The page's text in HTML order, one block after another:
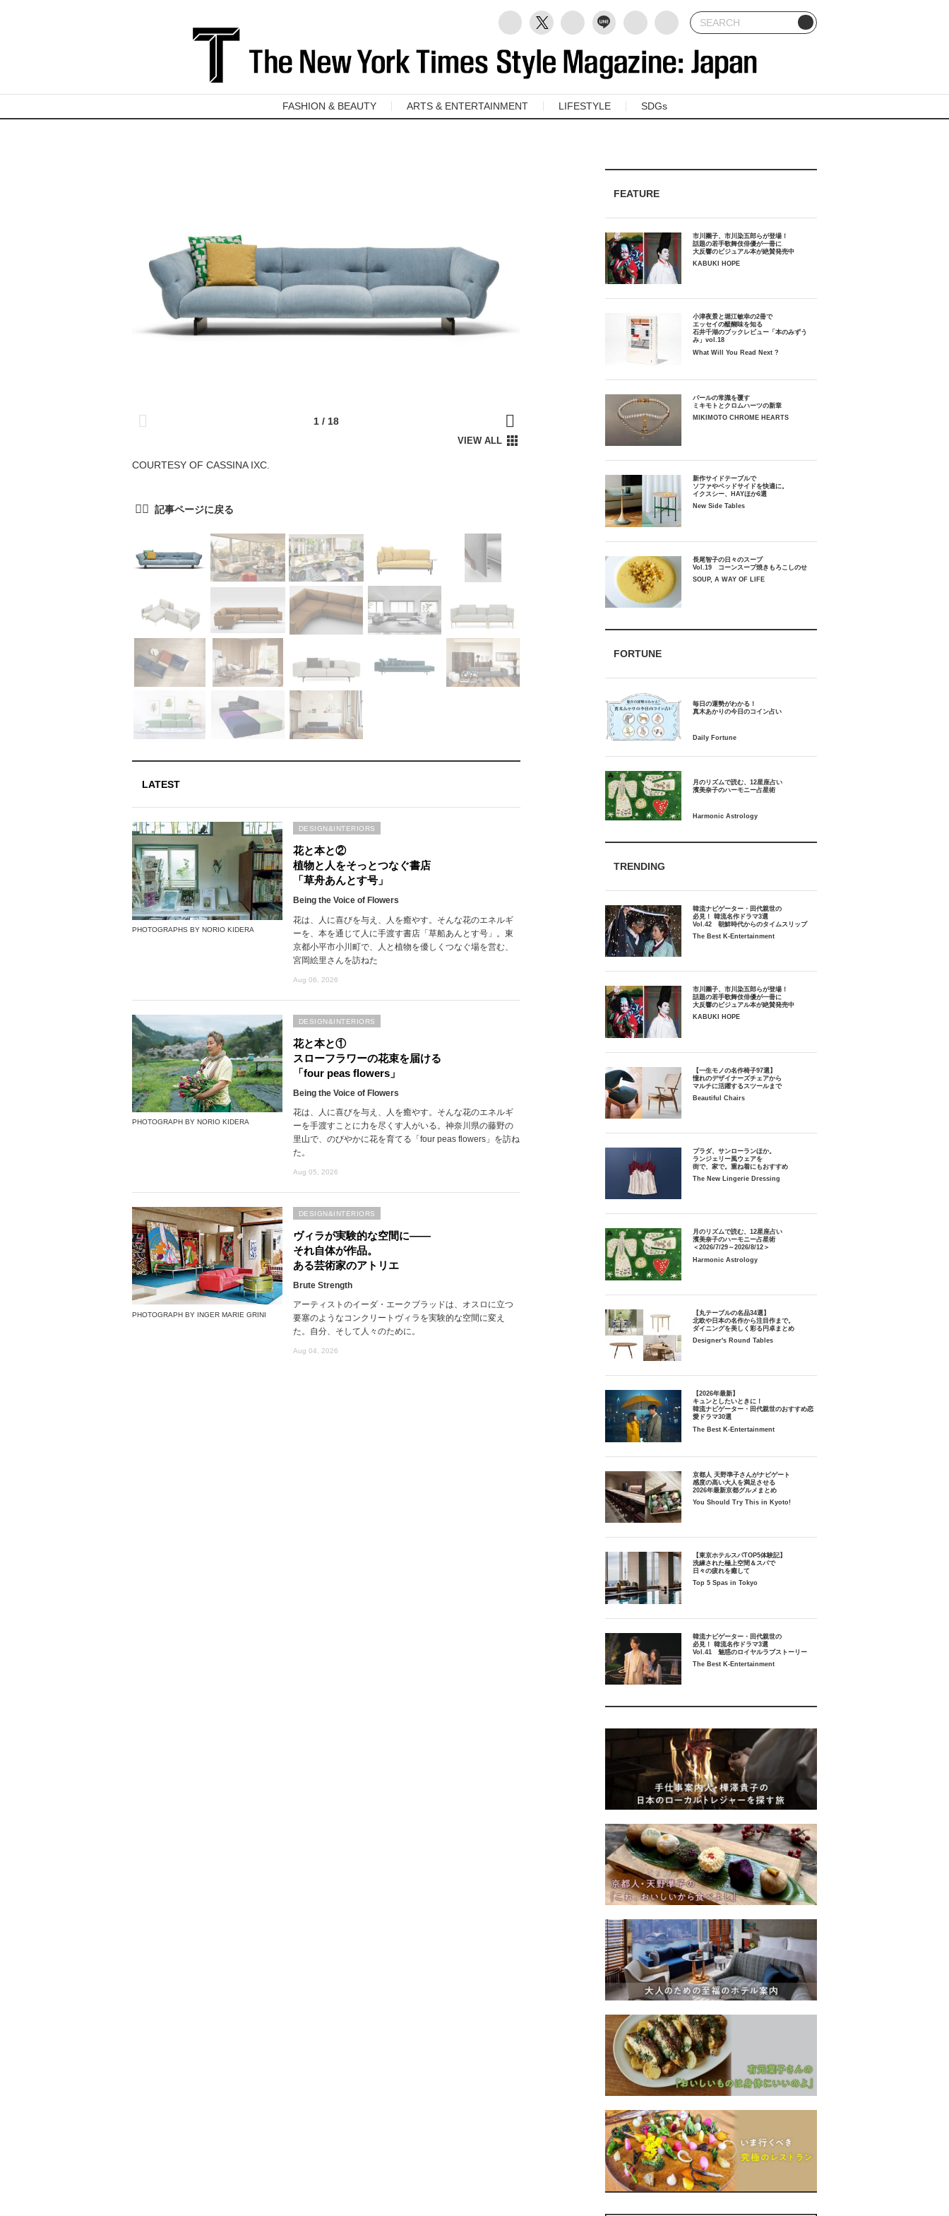
FASHION & BEAUTY ARTS & ENTERTAINMENT LIFESTYLE SDGs
COURTESY OF CASSINA IXC.
LATEST
PHOTOGRAPHS BY NORIO KIDERA
花と本と②
植物と人をそっとつなぐ書店
「草舟あんとす号」
Being the Voice of Flowers
花は、人に喜びを与え、人を癒やす。そんな花のエネルギ
ーを、本を通じて人に手渡す書店「草船あんとす号」。東
京都小平市小川町で、人と植物を優しくつなぐ場を営む、
宮岡絵里さんを訪ねた
Aug 06, 2026
DESIGN&INTERIORS
PHOTOGRAPH BY NORIO KIDERA
花と本と①
スローフラワーの花束を届ける
「four peas flowers」
Being the Voice of Flowers
花は、人に喜びを与え、人を癒やす。そんな花のエネルギ
ーを手渡すことに力を尽くす人がいる。神奈川県の藤野の
里山で、のびやかに花を育てる「four peas flowers」を訪ね
た。
Aug 05, 2026
DESIGN&INTERIORS
PHOTOGRAPH BY INGER MARIE GRINI
ヴィラが実験的な空間に――
それ自体が作品。
ある芸術家のアトリエ
Brute Strength
アーティストのイーダ・エークブラッドは、オスロに立つ
要塞のようなコンクリートヴィラを実験的な空間に変え
た。自分、そして人々のために。
Aug 04, 2026
DESIGN&INTERIORS
FEATURE
市川團子、市川染五郎らが登場！
話題の若手歌舞伎俳優が一冊に
大反響のビジュアル本が絶賛発売中
KABUKI HOPE
小津夜景と堀江敏幸の2冊で
エッセイの醍醐味を知る
石井千湖のブックレビュー「本のみずう
み」vol.18
What Will You Read Next ?
パールの常識を覆す
ミキモトとクロムハーツの新章
MIKIMOTO CHROME HEARTS
新作サイドテーブルで
ソファやベッドサイドを快適に。
イクスシー、HAYほか6選
New Side Tables
長尾智子の日々のスープ
Vol.19 コーンスープ焼きもろこしのせ
SOUP, A WAY OF LIFE
FORTUNE
毎日の運勢がわかる！
月のリズムで読む、12星座占い
TRENDING
韓流ナビゲーター・田代親世の
必見！ 韓流名作ドラマ3選
Vol.42 朝鮮時代からのタイムスリップ
The Best K-Entertainment
市川團子、市川染五郎らが登場！
話題の若手歌舞伎俳優が一冊に
大反響のビジュアル本が絶賛発売中
KABUKI HOPE
【一生モノの名作椅子97選】
憧れのデザイナーズチェアから
マルチに活躍するスツールまで
Beautiful Chairs
プラダ、サンローランほか。
ランジェリー風ウェアを
街で、家で。重ね着にもおすすめ
The New Lingerie Dressing
月のリズムで読む、12星座占い
濱美奈子のハーモニー占星術
＜2026/7/29～2026/8/12＞
Harmonic Astrology
【丸テーブルの名品34選】
北欧や日本の名作から注目作まで。
ダイニングを美しく彩る円卓まとめ
Designer's Round Tables
【2026年最新】
キュンとしたいときに！
韓流ナビゲーター・田代親世のおすすめ恋
愛ドラマ30選
The Best K-Entertainment
京都人 天野準子さんがナビゲート
感度の高い大人を満足させる
2026年最新京都グルメまとめ
You Should Try This in Kyoto!
【東京ホテルスパTOP5体験記】
洗練された極上空間＆スパで
日々の疲れを癒して
Top 5 Spas in Tokyo
韓流ナビゲーター・田代親世の
必見！ 韓流名作ドラマ3選
Vol.41 魅惑のロイヤルラブストーリー
The Best K-Entertainment